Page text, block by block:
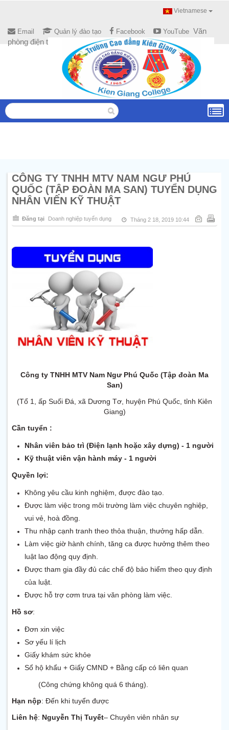
Vietnamese
Email Quản lý đào tạo Facebook YouTube Văn
phòng điện tử
CÔNG TY TNHH MTV NAM NGƯ PHÚ
QUỐC (TẬP ĐOÀN MA SAN) TUYỂN DỤNG
NHÂN VIÊN KỸ THUẬT
Đăng tại Doanh nghiệp tuyển dụng Tháng 2 18, 2019 10:44
Công ty TNHH MTV Nam Ngư Phú Quốc (Tập đoàn Ma
San)
(Tổ 1, ấp Suối Đá, xã Dương Tơ, huyện Phú Quốc, tỉnh Kiên
Giang)
Cần tuyển :
Nhân viên bảo trì (Điện lạnh hoặc xây dựng) - 1 người
Kỹ thuật viên vận hành máy - 1 người
Quyền lợi:
Không yêu cầu kinh nghiệm, được đào tạo.
Được làm việc trong môi trường làm việc chuyên nghiệp,
vui vẻ, hoà đồng.
Thu nhập cạnh tranh theo thỏa thuận, thưởng hấp dẫn.
Làm việc giờ hành chính, tăng ca được hưởng thêm theo
luật lao động quy định.
Được tham gia đầy đủ các chế độ bảo hiểm theo quy định
của luật.
Được hỗ trợ cơm trưa tại văn phòng làm việc.
Hồ sơ:
Đơn xin việc
Sơ yếu lí lịch
Giấy khám sức khỏe
Sổ hộ khẩu + Giấy CMND + Bằng cấp có liên quan
(Công chứng không quá 6 tháng).
Hạn nộp: Đến khi tuyển được
Liên hệ: Nguyễn Thị Tuyết– Chuyên viên nhân sự